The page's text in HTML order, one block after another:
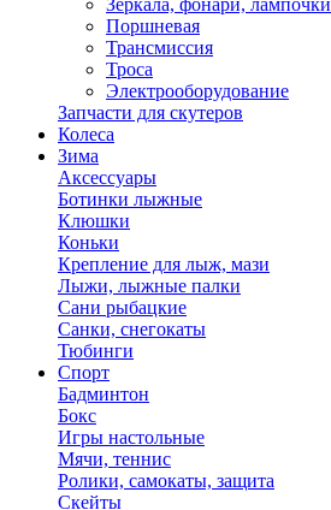
Зеркала, фонари, лампочки
Поршневая
Трансмиссия
Троса
Электрооборудование
Запчасти для скутеров
Колеса
Зима
Аксессуары
Ботинки лыжные
Клюшки
Коньки
Крепление для лыж, мази
Лыжи, лыжные палки
Сани рыбацкие
Санки, снегокаты
Тюбинги
Спорт
Бадминтон
Бокс
Игры настольные
Мячи, теннис
Ролики, самокаты, защита
Скейты